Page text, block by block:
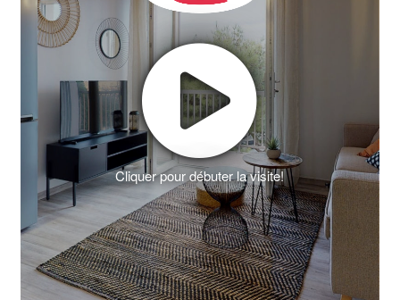
Cliquer pour débuter la visite!